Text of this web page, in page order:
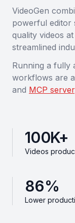
VideoGen
powerful editor
quality videos
streamlined
Running a fully
workflows are
and MCP server
100K+
Videos
86%
Lower